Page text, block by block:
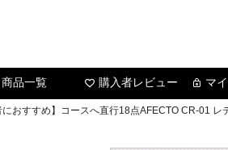
商品一覧 購入者レビュー マ
におすすめ】コースへ直行18点AFECTO CR-01